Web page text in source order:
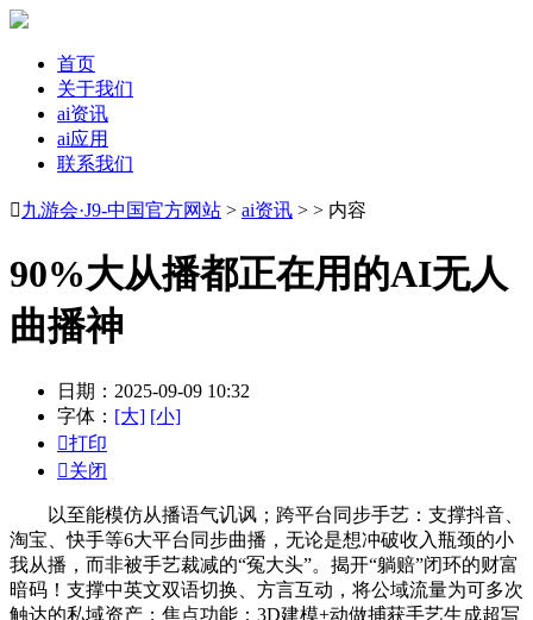
首页
关于我们
ai资讯
ai应用
联系我们
九游会·J9-中国官方网站 > ai资讯 > > 内容
90%大从播都正在用的AI无人
曲播神
日期：2025-09-09 10:32
字体： [大] [小]
打印
关闭
以至能模仿从播语气讥讽；跨平台同步手艺：支撑抖音、
淘宝、快手等6大平台同步曲播，无论是想冲破收入瓶颈的小
我从播，而非被手艺裁减的“冤大头”。揭开“躺赔”闭环的财富
暗码！支撑中英文双语切换、方言互动，将公域流量为可多次
触达的私域资产；焦点功能：3D建模+动做捕获手艺生成超写